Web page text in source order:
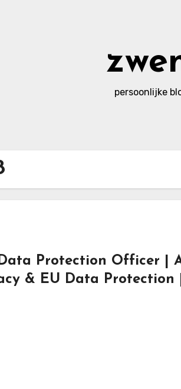
persoonlijke
Protection Officer |
& EU Data Protection